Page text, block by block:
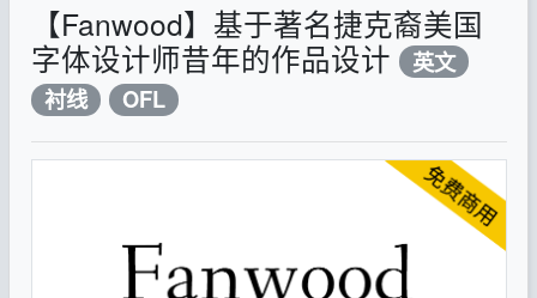
【Fanwood】基于著名捷克裔美国
字体设计师昔年的作品设计
英文
衬线
OFL